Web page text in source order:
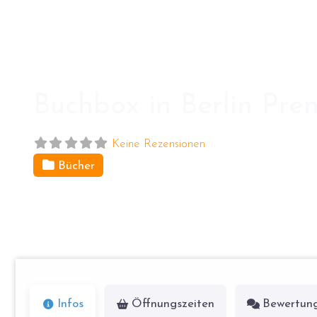
Keine Rezensionen
Bücher
Infos Öffnungszeiten